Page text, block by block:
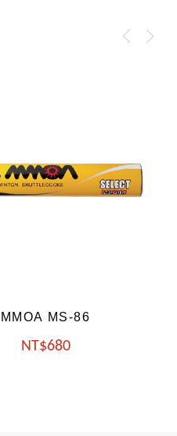
MMOA MS-75
NT 740